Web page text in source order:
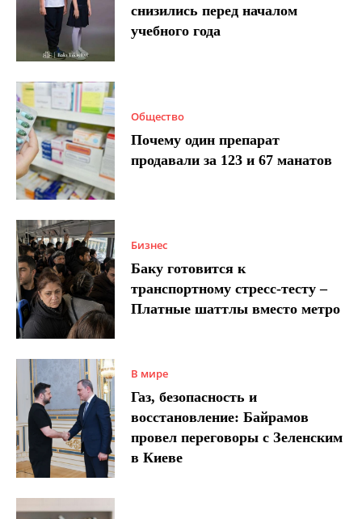
снизились перед началом
учебного года
Общество
Почему один препарат
продавали за 123 и 67 манатов
Бизнес
Баку готовится к
транспортному стресс-тесту –
Платные шаттлы вместо метро
В мире
Газ, безопасность и
восстановление: Байрамов
провел переговоры с Зеленским
в Киеве